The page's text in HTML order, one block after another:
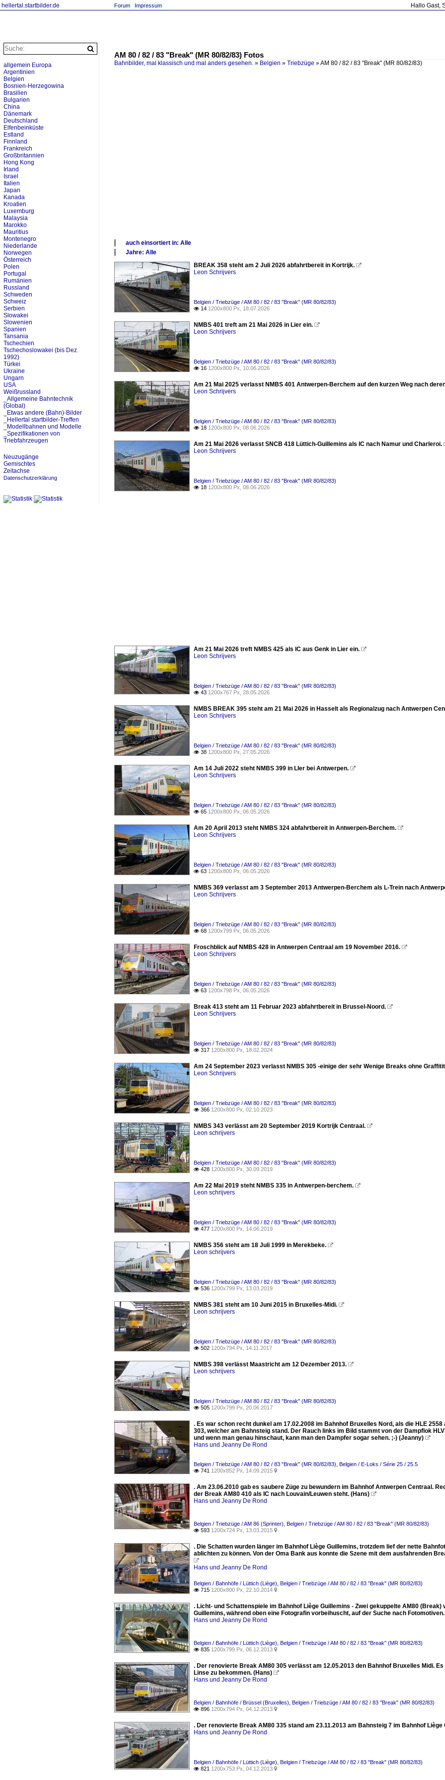
hellertal.startbilder.de Hallo Gast,
Forum Impressum
AM 80 / 82 / 83 "Break" (MR 80/82/83) Fotos
Bahnbilder, mal klassisch und mal anders gesehen. » Belgien » Triebzüge »AM 80 / 82 / 83 "Break" (MR 80/82/83)
auch einsortiert in: Alle
Belgien
Jahre: Alle
Alle Jahre
2000
2010
2020
BREAK 358 steht am 2 Juli 2026 abfahrtbereit in Kortrijk. 
Leon Schrijvers
Belgien / Triebzüge / AM 80 / 82 / 83 "Break" (MR 80/82/83)
 14 1200x800 Px, 18.07.2026
NMBS 401 treft am 21 Mai 2026 in Lier ein. 
Leon Schrijvers
Belgien / Triebzüge / AM 80 / 82 / 83 "Break" (MR 80/82/83)
 16 1200x800 Px, 10.06.2026
Am 21 Mai 2025 verlasst NMBS 401 Antwerpen-Berchem auf den kurzen Weg nach
Leon Schrijvers
Belgien / Triebzüge / AM 80 / 82 / 83 "Break" (MR 80/82/83)
 18 1200x800 Px, 08.06.2026
Am 21 Mai 2026 verlasst SNCB 418 Lüttich-Guillemins als IC nach Namur und Charleroi.
Leon Schrijvers
Belgien / Triebzüge / AM 80 / 82 / 83 "Break" (MR 80/82/83)
 18 1200x800 Px, 08.06.2026
Am 21 Mai 2026 treft NMBS 425 als IC aus Genk in Lier ein. 
Leon Schrijvers
Belgien / Triebzüge / AM 80 / 82 / 83 "Break" (MR 80/82/83)
 43 1200x767 Px, 28.05.2026
NMBS BREAK 395 steht am 21 Mai 2026 in Hasselt als Regionalzug nach Antwerpen
Leon Schrijvers
Belgien / Triebzüge / AM 80 / 82 / 83 "Break" (MR 80/82/83)
 38 1200x800 Px, 27.05.2026
Am 14 Juli 2022 steht NMBS 399 in LIer bei Antwerpen. 
Leon Schrijvers
Belgien / Triebzüge / AM 80 / 82 / 83 "Break" (MR 80/82/83)
 65 1200x800 Px, 06.05.2026
Am 20 April 2013 steht NMBS 324 abfahrtbereit in Antwerpen-Berchem. 
Leon Schrijvers
Belgien / Triebzüge / AM 80 / 82 / 83 "Break" (MR 80/82/83)
 63 1200x800 Px, 06.05.2026
NMBS 369 verlasst am 3 September 2013 Antwerpen-Berchem als L-Trein nach
Leon Schrijvers
Belgien / Triebzüge / AM 80 / 82 / 83 "Break" (MR 80/82/83)
 68 1200x799 Px, 06.05.2026
Froschblick auf NMBS 428 in Antwerpen Centraal am 19 November 2016. 
Leon Schrijvers
Belgien / Triebzüge / AM 80 / 82 / 83 "Break" (MR 80/82/83)
 63 1200x798 Px, 06.05.2026
Break 413 steht am 11 Februar 2023 abfahrtbereit in Brussel-Noord. 
Leon Schrijvers
Belgien / Triebzüge / AM 80 / 82 / 83 "Break" (MR 80/82/83)
 317 1200x800 Px, 18.02.2024
Am 24 September 2023 verlasst NMBS 305 -einige der sehr Wenige Breaks ohne
Leon Schrijvers
Belgien / Triebzüge / AM 80 / 82 / 83 "Break" (MR 80/82/83)
 366 1200x800 Px, 02.10.2023
NMBS 343 verlässt am 20 September 2019 Kortrijk Centraal. 
Leon schrijvers
Belgien / Triebzüge / AM 80 / 82 / 83 "Break" (MR 80/82/83)
 428 1200x800 Px, 30.09.2019
Am 22 Mai 2019 steht NMBS 335 in Antwerpen-berchem. 
Leon schrijvers
Belgien / Triebzüge / AM 80 / 82 / 83 "Break" (MR 80/82/83)
 477 1200x800 Px, 14.06.2019
NMBS 356 steht am 18 Juli 1999 in Merekbeke. 
Leon schrijvers
Belgien / Triebzüge / AM 80 / 82 / 83 "Break" (MR 80/82/83)
 536 1200x799 Px, 13.03.2019
NMBS 381 steht am 10 Juni 2015 in Bruxelles-Midi. 
Leon schrijvers
Belgien / Triebzüge / AM 80 / 82 / 83 "Break" (MR 80/82/83)
 502 1200x794 Px, 14.11.2017
NMBS 398 verlässt Maastricht am 12 Dezember 2013. 
Leon schrijvers
Belgien / Triebzüge / AM 80 / 82 / 83 "Break" (MR 80/82/83)
 505 1200x799 Px, 20.06.2017
. Es war schon recht dunkel am 17.02.2008 im Bahnhof Bruxelles Nord, als die HLE
303, welcher am Bahnsteig stand. Der Rauch links im Bild stammt von der Dampflok
und wenn man genau hinschaut, kann man den Dampfer sogar sehen. ;-) (Jeanny) 
Hans und Jeanny De Rond
Belgien / Triebzüge / AM 80 / 82 / 83 "Break" (MR 80/82/83) Belgien / E-Loks / Série 25 / 25.5
 741 1200x852 Px, 14.09.2015 
. Am 23.06.2010 gab es saubere Züge zu bewundern im Bahnhof Antwerpen Centraal.
der Break AM80 410 als IC nach Louvain/Leuwen steht. (Hans) 
Hans und Jeanny De Rond
Belgien / Triebzüge / AM 86 (Sprinter) Belgien / Triebzüge / AM 80 / 82 / 83 "Break" (MR 80/82/83)
 593 1200x724 Px, 13.03.2015 
. Die Schatten wurden länger im Bahnhof Liège Guillemins, trotzdem lief der nette
ablichten zu können. Von der Oma Bank aus konnte die Szene mit dem ausfahrenden

Hans und Jeanny De Rond
Belgien / Bahnhöfe / Lüttich (Liège) Belgien / Triebzüge / AM 80 / 82 / 83 "Break" (MR 80/82/83)
 715 1200x800 Px, 22.10.2014 
. Licht- und Schattenspiele im Bahnhof Liège Guillemins - Zwei gekuppelte AM80
Guillemins, während oben eine Fotografin vorbeihuscht, auf der Suche nach
Hans und Jeanny De Rond
Belgien / Bahnhöfe / Lüttich (Liège) Belgien / Triebzüge / AM 80 / 82 / 83 "Break" (MR 80/82/83)
 835 1200x799 Px, 06.12.2013 
. Der renovierte Break AM80 305 verlässt am 12.05.2013 den Bahnhof Bruxelles Midi.
Linse zu bekommen. (Hans) 
Hans und Jeanny De Rond
Belgien / Bahnhöfe / Brüssel (Bruxelles) Belgien / Triebzüge / AM 80 / 82 / 83 "Break" (MR 80/82/83)
 896 1200x794 Px, 04.12.2013 
. Der renovierte Break AM80 335 stand am 23.11.2013 am Bahnsteig 7 im Bahnhof Liège
Hans und Jeanny De Rond
Belgien / Bahnhöfe / Lüttich (Liège) Belgien / Triebzüge / AM 80 / 82 / 83 "Break" (MR 80/82/83)
 821 1200x753 Px, 04.12.2013 
allgemein Europa
Argentinien
Belgien
Bosnien-Herzegowina
Brasilien
Bulgarien
China
Dänemark
Deutschland
Elfenbeinküste
Estland
Finnland
Frankreich
Großbritannien
Hong Kong
Irland
Israel
Italien
Japan
Kanada
Kroatien
Luxemburg
Malaysia
Marokko
Mauritius
Montenegro
Niederlande
Norwegen
Österreich
Polen
Portugal
Rumänien
Russland
Schweden
Schweiz
Serbien
Slowakei
Slowenien
Spanien
Tansania
Tschechien
Tschechoslowakei (bis Dez.
1992)
Türkei
Ukraine
Ungarn
USA
Weißrussland
_Allgemeine Bahntechnik
(Global)
_Etwas andere (Bahn)-Bilder
_Hellertal startbilder-Treffen
_Modellbahnen und Modelle
_Spezifikationen von
Triebfahrzeugen
Neuzugänge
Gemischtes
Zeitachse
Datenschutzerklärung